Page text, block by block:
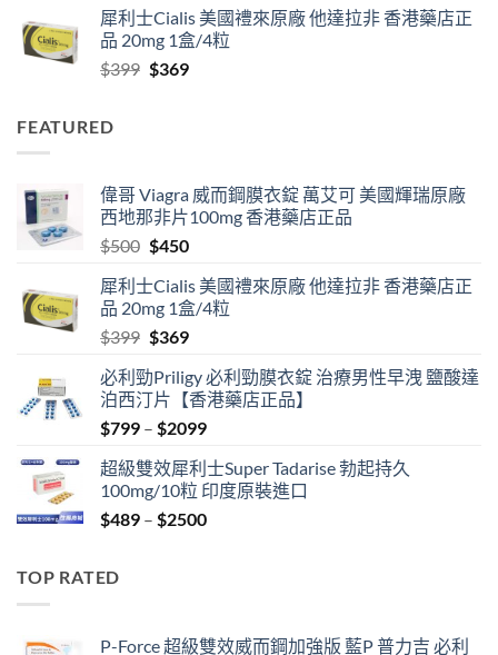
$799
through
犀利士Cialis 美國禮來原廠 他達拉非 香港藥店正
品 20mg 1盒/4粒
$399 Original
$369Current
FEATURED
偉哥 Viagra 威而鋼膜衣錠 萬艾可 美國輝瑞原廠
西地那非片100mg 香港藥店正品
$500 Original
was:
$500.
$450Current
is:
$450.
犀利士Cialis 美國禮來原廠 他達拉非 香港藥店正
品 20mg 1盒/4粒
$399 Original
was:
$399.
$369Current
is:
$369.
必利勁Priligy 必利勁膜衣錠 治療男性早洩 鹽酸達
泊西汀片【香港藥店正品】
$799 – $2099Price
$799
through
$2099
超級雙效犀利士Super Tadarise 勃起持久
100mg/10粒 印度原裝進口
$489 – $2500Price
TOP RATED
P-Force 超級雙效威而鋼加強版 藍P 普力吉 必利